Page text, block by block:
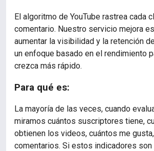
El algoritmo de YouTube rastrea cada
comentario. Nuestro servicio mejora
aumentar la visibilidad y la retención
un enfoque basado en el rendimiento
crezca más rápido.
Para qué es:
La mayoría de las veces, cuando
miramos cuántos suscriptores tiene,
obtienen los videos, cuántos me
comentarios. Si estos indicadores